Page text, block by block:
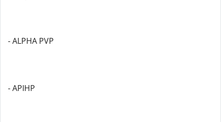
- ALPHA PVP
- APIHP